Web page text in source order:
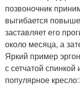
позвоночник
выгибается
заставляет его
около месяца, а
Яркий пример
с сетчатой
популярное кресло: